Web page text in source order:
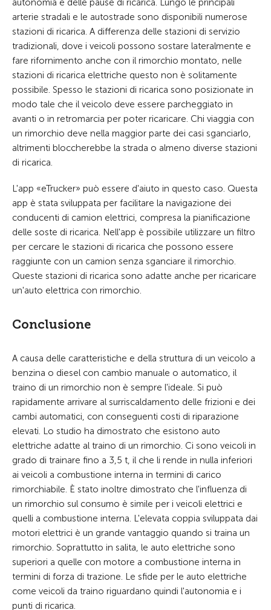
autonomia e delle pause di ricarica. Lungo le principali
arterie stradali e le autostrade sono disponibili numerose
stazioni di ricarica. A differenza delle stazioni di servizio
tradizionali, dove i veicoli possono sostare lateralmente e
fare rifornimento anche con il rimorchio montato, nelle
stazioni di ricarica elettriche questo non è solitamente
possibile. Spesso le stazioni di ricarica sono posizionate in
modo tale che il veicolo deve essere parcheggiato in
avanti o in retromarcia per poter ricaricare. Chi viaggia con
un rimorchio deve nella maggior parte dei casi sganciarlo,
altrimenti bloccherebbe la strada o almeno diverse stazioni
di ricarica.
L'app «eTrucker» può essere d'aiuto in questo caso. Questa
app è stata sviluppata per facilitare la navigazione dei
conducenti di camion elettrici, compresa la pianificazione
delle soste di ricarica. Nell'app è possibile utilizzare un filtro
per cercare le stazioni di ricarica che possono essere
raggiunte con un camion senza sganciare il rimorchio.
Queste stazioni di ricarica sono adatte anche per ricaricare
un'auto elettrica con rimorchio.
Conclusione
A causa delle caratteristiche e della struttura di un veicolo a
benzina o diesel con cambio manuale o automatico, il
traino di un rimorchio non è sempre l'ideale. Si può
rapidamente arrivare al surriscaldamento delle frizioni e dei
cambi automatici, con conseguenti costi di riparazione
elevati. Lo studio ha dimostrato che esistono auto
elettriche adatte al traino di un rimorchio. Ci sono veicoli in
grado di trainare fino a 3,5 t, il che li rende in nulla inferiori
ai veicoli a combustione interna in termini di carico
rimorchiabile. È stato inoltre dimostrato che l'influenza di
un rimorchio sul consumo è simile per i veicoli elettrici e
quelli a combustione interna. L'elevata coppia sviluppata dai
motori elettrici è un grande vantaggio quando si traina un
rimorchio. Soprattutto in salita, le auto elettriche sono
superiori a quelle con motore a combustione interna in
termini di forza di trazione. Le sfide per le auto elettriche
come veicoli da traino riguardano quindi l'autonomia e i
punti di ricarica.